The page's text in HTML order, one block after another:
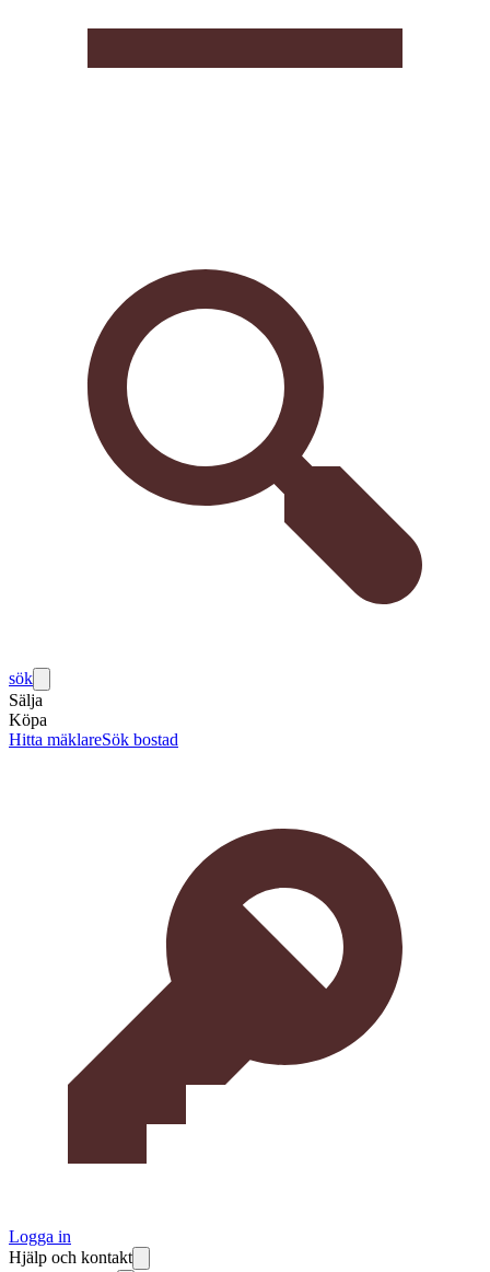
sök
Sälja
Köpa
Hitta mäklareSök bostad
Logga in
Hjälp och kontakt